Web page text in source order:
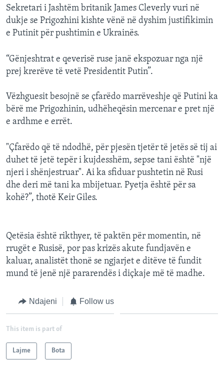
Sekretari i Jashtëm britanik James Cleverly vuri në
dukje se Prigozhini kishte vënë në dyshim justifikimin
e Putinit për pushtimin e Ukrainës.
“Gënjeshtrat e qeverisë ruse janë ekspozuar nga një
prej krerëve të vetë Presidentit Putin”.
Vëzhguesit besojnë se çfarëdo marrëveshje që Putini ka
bërë me Prigozhinin, udhëheqësin mercenar e pret një
e ardhme e errët.
"Çfarëdo që të ndodhë, për pjesën tjetër të jetës së tij ai
duhet të jetë tepër i kujdesshëm, sepse tani është "një
njeri i shënjestruar". Ai ka sfiduar pushtetin në Rusi
dhe deri më tani ka mbijetuar. Pyetja është për sa
kohë?”, thotë Keir Giles.
Qetësia është rikthyer, të paktën për momentin, në
rrugët e Rusisë, por pas krizës akute fundjavën e
kaluar, analistët thonë se ngjarjet e ditëve të fundit
mund të jenë një pararendës i diçkaje më të madhe.
Ndajeni Follow us
This item is part of
Lajme Bota